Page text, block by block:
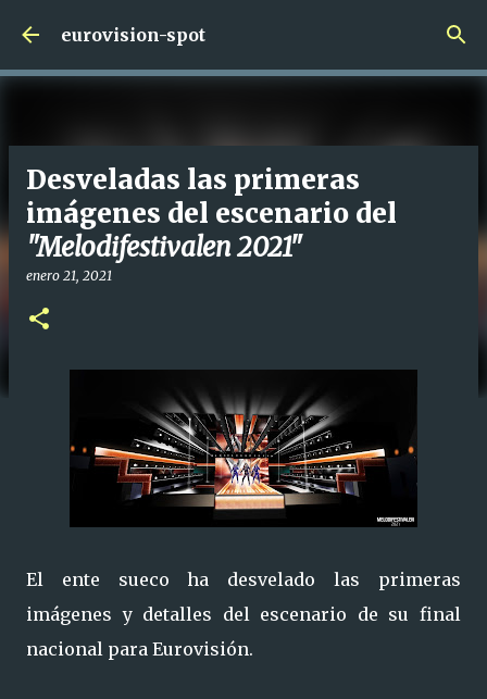
Ir al contenido principal
eurovision-spot
Desveladas las primeras
imágenes del escenario del
"Melodifestivalen 2021"
enero 21, 2021
El ente sueco ha desvelado las primeras
imágenes y detalles del escenario de su final
nacional para Eurovisión.